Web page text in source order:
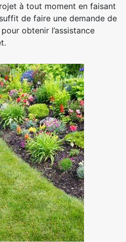
à tout moment en faisant
de faire une demande de
obtenir l’assistance